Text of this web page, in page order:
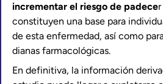
incrementar el riesgo de padecer
constituyen una base para
de esta enfermedad, así como
dianas farmacológicas.
En definitiva, la información